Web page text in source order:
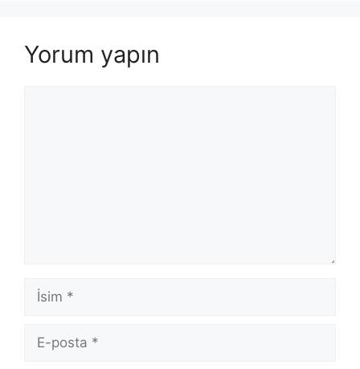
Yorum yapın
İsim
posta